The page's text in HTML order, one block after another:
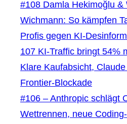
#108 Damla Hekimoğlu &
Wichmann: So kämpfen
Profis gegen KI-
107 KI-Traffic bringt 54%
Klare Kaufabsicht,
Frontier-Blockade
#106 – Anthropic schlägt
Wettrennen, neue